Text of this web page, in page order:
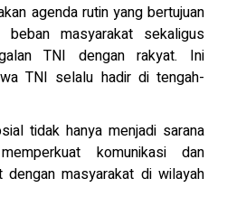
agenda rutin yang bertujuan
beban masyarakat sekaligus
TNI dengan rakyat. Ini
TNI selalu hadir di tengah-
tidak hanya menjadi sarana
komunikasi dan
dengan masyarakat di wilayah